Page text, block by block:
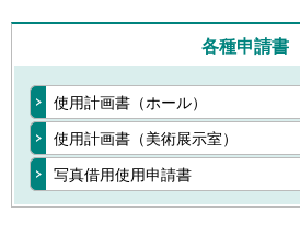
各種申請書
使用計画書（ホール）
使用計画書（美術展示室）
写真借用使用申請書